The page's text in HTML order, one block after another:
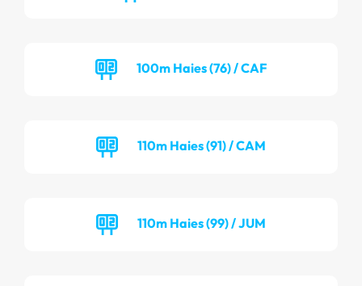
100m Haies (76) / CAF
110m Haies (91) / CAM
110m Haies (99) / JUM